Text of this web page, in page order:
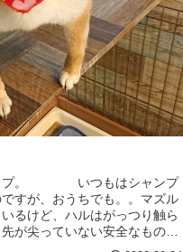
イプ。 いつもはシャンプ
すが、おうちでも。。マズル
るけど、ハルはがっつり触ら
が尖っていない安全なもの。